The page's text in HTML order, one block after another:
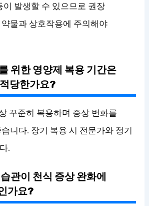
이 발생할 수 있으므로 권장
물과 상호작용에 주의해야
위한 영양제 복용 기간은
당한가요?
꾸준히 복용하며 증상 변화를
니다. 장기 복용 시 전문가와 정기
.
관이 천식 증상 완화에
가요?